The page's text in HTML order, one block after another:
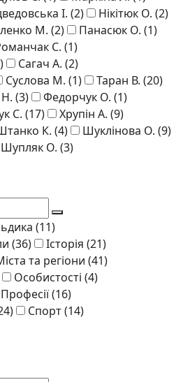
І. (2) Нікітюк О. (2)
М. (2) Панасюк О. (1)
С. (1)
Сагач А. (2)
Суслова М. (1) Таран В. (20)
Н. (3) Федорчук О. (1)
С. (17) Хрупін А. (9)
К. (4) Шукліновa О. (9)
Шупляк О. (3)
(11)
(36) Історія (21)
та регіони (41)
Особистості (4)
Професії(16)
Спорт(14)